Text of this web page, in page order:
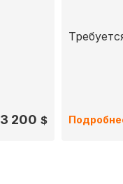
3 200 $